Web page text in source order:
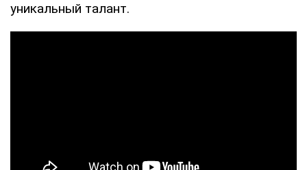
уникальный талант.